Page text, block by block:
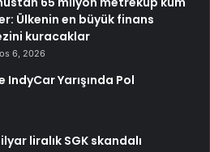
Ülkenin en büyük finans
kuracaklar
6, 2026
Yarışında Pol
liralık SGK skandalı